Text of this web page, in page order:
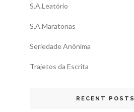
S.A.Leatório
S.A.Maratonas
Seriedade Anônima
Trajetos da Escrita
RECENT POSTS